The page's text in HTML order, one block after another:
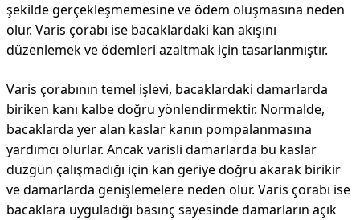
şekilde gerçekleşmemesine ve ödem oluşmasına neden
olur. Varis çorabı ise bacaklardaki kan akışını
düzenlemek ve ödemleri azaltmak için tasarlanmıştır.
Varis çorabının temel işlevi, bacaklardaki damarlarda
biriken kanı kalbe doğru yönlendirmektir. Normalde,
bacaklarda yer alan kaslar kanın pompalanmasına
yardımcı olurlar. Ancak varisli damarlarda bu kaslar
düzgün çalışmadığı için kan geriye doğru akarak birikir
ve damarlarda genişlemelere neden olur. Varis çorabı ise
bacaklara uyguladığı basınç sayesinde damarların açık